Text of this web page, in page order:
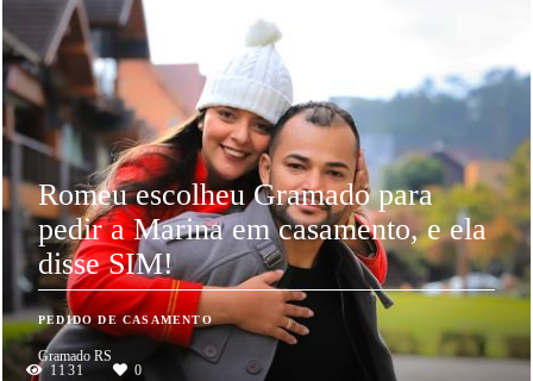
Romeu escolheu Gramado para
pedir a Marina em casamento, e ela
disse SIM!
PEDIDO DE CASAMENTO
Gramado RS
1131
0